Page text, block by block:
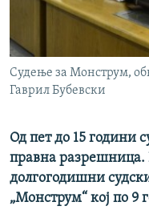
РСЕ веб страници
Судење за Монструм,
Гаврил Бубевски
Од пет до 15 години
правна разрешница.
долгогодишни
„Монструм“ кој по 9